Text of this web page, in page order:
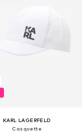
KARL LAGERFELD
Casquette